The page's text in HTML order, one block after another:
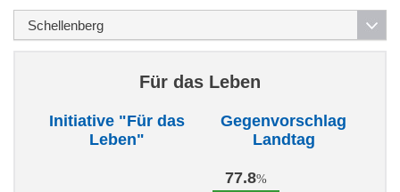
Für das Leben
Initiative "Für das
Leben"
Gegenvorschlag
Landtag
77.8%